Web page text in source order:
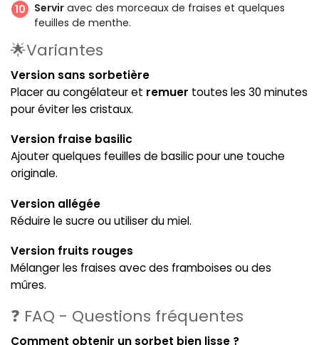
Servir avec des morceaux de fraises et quelques
feuilles de menthe.
🌟Variantes
Version sans sorbetière
Placer au congélateur et remuer toutes les 30 minutes
pour éviter les cristaux.
Version fraise basilic
Ajouter quelques feuilles de basilic pour une touche
originale.
Version allégée
Réduire le sucre ou utiliser du miel.
Version fruits rouges
Mélanger les fraises avec des framboises ou des
mûres.
❓ FAQ - Questions fréquentes
Comment obtenir un sorbet bien lisse ?